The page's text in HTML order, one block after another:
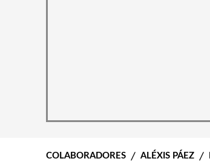
COLABORADORES ALÉXIS PÁEZ